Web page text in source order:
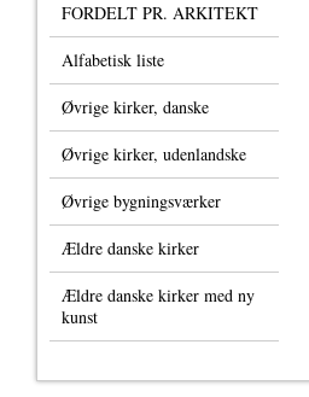
FORDELT PR. ARKITEKT
Alfabetisk liste
Øvrige kirker, danske
Øvrige kirker, udenlandske
Øvrige bygningsværker
Ældre danske kirker
Ældre danske kirker med ny
kunst